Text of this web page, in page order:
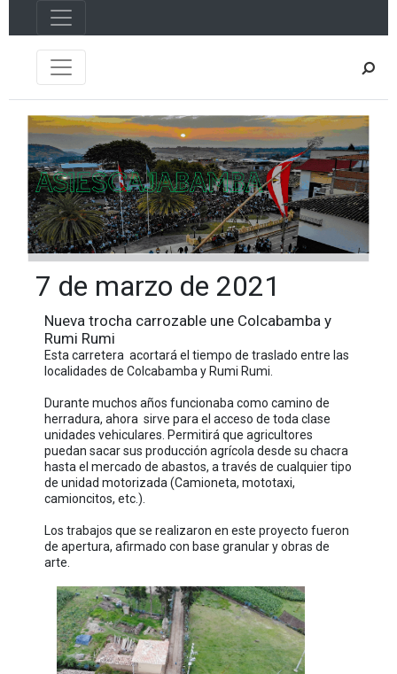
7 de marzo de 2021
Nueva trocha carrozable une Colcabamba y
Rumi Rumi
Esta carretera acortará el tiempo de traslado entre las
localidades de Colcabamba y Rumi Rumi.
Durante muchos años funcionaba como camino de
herradura, ahora sirve para el acceso de toda clase
unidades vehiculares. Permitirá que agricultores
puedan sacar sus producción agrícola desde su chacra
hasta el mercado de abastos, a través de cualquier tipo
de unidad motorizada (Camioneta, mototaxi,
camioncitos, etc.).
Los trabajos que se realizaron en este proyecto fueron
de apertura, afirmado con base granular y obras de
arte.